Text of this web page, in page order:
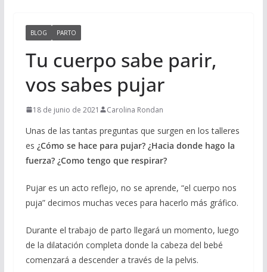
BLOG PARTO
Tu cuerpo sabe parir,
vos sabes pujar
18 de junio de 2021 Carolina Rondan
Unas de las tantas preguntas que surgen en los talleres
es ¿Cómo se hace para pujar? ¿Hacia donde hago la
fuerza? ¿Como tengo que respirar?
Pujar es un acto reflejo, no se aprende, “el cuerpo nos
puja” decimos muchas veces para hacerlo más gráfico.
Durante el trabajo de parto llegará un momento, luego
de la dilatación completa donde la cabeza del bebé
comenzará a descender a través de la pelvis.